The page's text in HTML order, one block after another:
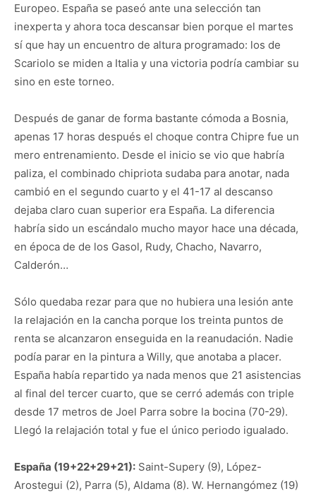
Europeo. España se paseó ante una selección tan
inexperta y ahora toca descansar bien porque el martes
sí que hay un encuentro de altura programado: los de
Scariolo se miden a Italia y una victoria podría cambiar su
sino en este torneo.
Después de ganar de forma bastante cómoda a Bosnia,
apenas 17 horas después el choque contra Chipre fue un
mero entrenamiento. Desde el inicio se vio que habría
paliza, el combinado chipriota sudaba para anotar, nada
cambió en el segundo cuarto y el 41-17 al descanso
dejaba claro cuan superior era España. La diferencia
habría sido un escándalo mucho mayor hace una década,
en época de de los Gasol, Rudy, Chacho, Navarro,
Calderón…
Sólo quedaba rezar para que no hubiera una lesión ante
la relajación en la cancha porque los treinta puntos de
renta se alcanzaron enseguida en la reanudación. Nadie
podía parar en la pintura a Willy, que anotaba a placer.
España había repartido ya nada menos que 21 asistencias
al final del tercer cuarto, que se cerró además con triple
desde 17 metros de Joel Parra sobre la bocina (70-29).
Llegó la relajación total y fue el único periodo igualado.
España (19+22+29+21): Saint-Supery (9), López-
Arostegui (2), Parra (5), Aldama (8). W. Hernangómez (19)